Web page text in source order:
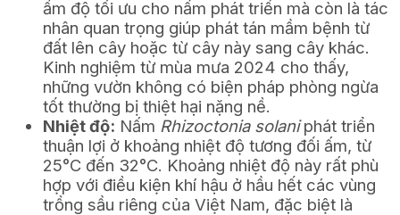
ẩm độ tối ưu cho nấm phát triển mà còn là tác
nhân quan trọng giúp phát tán mầm bệnh từ
đất lên cây hoặc từ cây này sang cây khác.
Kinh nghiệm từ mùa mưa 2024 cho thấy,
những vườn không có biện pháp phòng ngừa
tốt thường bị thiệt hại nặng nề.
Nhiệt độ: Nấm Rhizoctonia solaniphát triển
thuận lợi ở khoảng nhiệt độ tương đối ấm, từ
25°C đến 32°C. Khoảng nhiệt độ này rất phù
hợp với điều kiện khí hậu ở hầu hết các vùng
trồng sầu riêng của Việt Nam, đặc biệt là